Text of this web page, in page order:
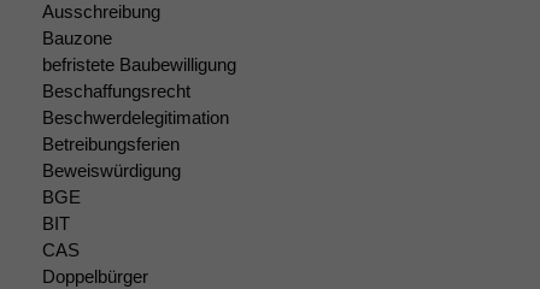
Ausschreibung
Bauzone
befristete Baubewilligung
Beschaffungsrecht
Beschwerdelegitimation
Betreibungsferien
Beweiswürdigung
BGE
BIT
CAS
Doppelbürger